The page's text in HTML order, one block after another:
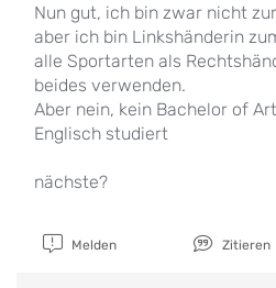
Nun gut, ich bin zwar nicht
aber ich bin Linkshänderin
alle Sportarten als
beides verwenden.
Aber nein, kein Bachelor of
Englisch studiert
nächste?
Melden Zitieren